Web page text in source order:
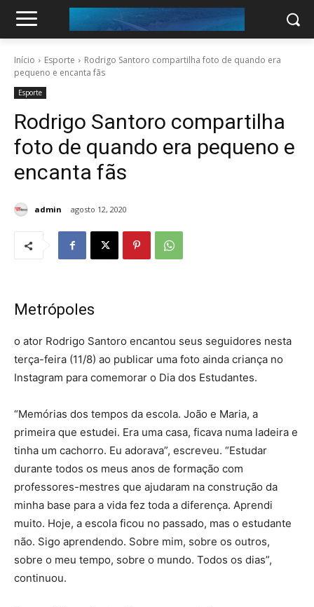
Início Esporte
Rodrigo Santoro compartilha foto de quando era
pequeno e encanta fãs
Esporte
Rodrigo Santoro compartilha
foto de quando era pequeno e
encanta fãs
admin agosto 12, 2020
Metrópoles
o ator Rodrigo Santoro encantou seus seguidores nesta
terça-feira (11/8) ao publicar uma foto ainda criança no
Instagram para comemorar o Dia dos Estudantes.
“Memórias dos tempos da escola. João e Maria, a
primeira que estudei. Era uma casa, ficava numa ladeira e
tinha um cachorro. Eu adorava”, escreveu. “Estudar
durante todos os meus anos de formação com
professores-mestres que ajudaram na construção da
minha base para a vida fez toda a diferença. Aprendi
muito. Hoje, a escola ficou no passado, mas o estudante
não. Sigo aprendendo. Sobre mim, sobre os outros,
sobre o meu tempo, sobre o mundo. Todos os dias”,
continuou.